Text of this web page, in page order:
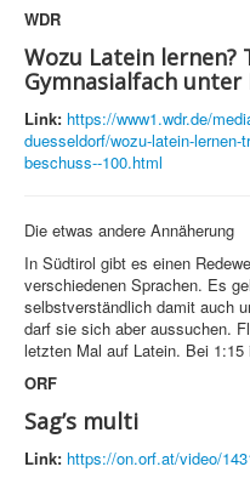
WDR
Wozu Latein lernen?
Gymnasialfach unter
Link: https://www1.wdr.de/
duesseldorf/wozu-latein-
beschuss--100.html
Die etwas andere Annäherung
In Südtirol gibt es einen
verschiedenen Sprachen. Es
selbstverständlich damit auch
darf sie sich aber aussuchen.
letzten Mal auf Latein. Bei 1:15
ORF
Sag’s multi
Link: https://on.orf.at/video/